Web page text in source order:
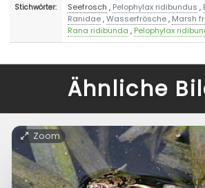
Stichwörter: Seefrosch , Pelophylax ridibundus ,
Ranidae,Wasserfrösche, Marsh
Rana ridibunda , Pelophylax
Ähnliche
Zoom